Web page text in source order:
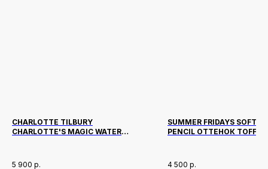
CHARLOTTE TILBURY
CHARLOTTE'S MAGIC WATER
5 900 р.
SUMMER FRIDAYS
PENCIL ОТТЕНОК TOFFEE
4 500 р.